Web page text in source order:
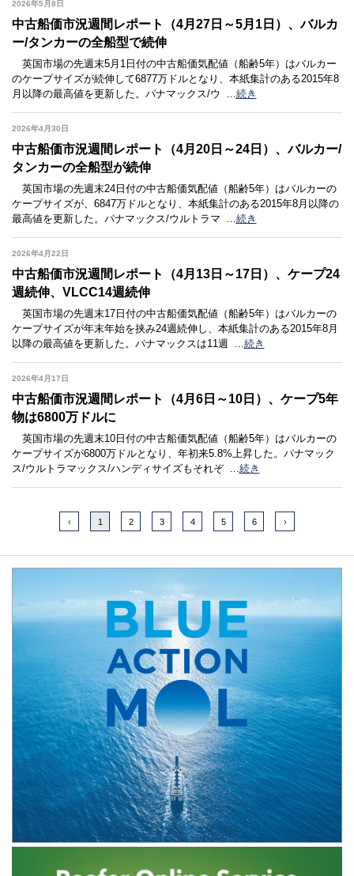
2026年5月8日
中古船価市況週間レポート（4月27日～5月1日）、バルカ
ー/タンカーの全船型で続伸
英国市場の先週末5月1日付の中古船価気配値（船齢5年）はバルカー
のケープサイズが続伸して6877万ドルとなり、本紙集計のある2015年8
月以降の最高値を更新した。パナマックス/ウ
…続き
2026年4月30日
中古船価市況週間レポート（4月20日～24日）、バルカー/
タンカーの全船型が続伸
英国市場の先週末24日付の中古船価気配値（船齢5年）はバルカーの
ケープサイズが、6847万ドルとなり、本紙集計のある2015年8月以降の
最高値を更新した。パナマックス/ウルトラマ …続き
2026年4月22日
中古船価市況週間レポート（4月13日～17日）、ケープ24
週続伸、VLCC14週続伸
英国市場の先週末17日付の中古船価気配値（船齢5年）はバルカーの
ケープサイズが年末年始を挟み24週続伸し、本紙集計のある2015年8月
以降の最高値を更新した。パナマックスは11週 …続き
2026年4月17日
中古船価市況週間レポート（4月6日～10日）、ケープ5年
物は6800万ドルに
英国市場の先週末10日付の中古船価気配値（船齢5年）はバルカーの
ケープサイズが6800万ドルとなり、年初来5.8%上昇した。パナマック
ス/ウルトラマックス/ハンディサイズもそれぞ …続き
‹ 1 2 3 4 5 6 ›